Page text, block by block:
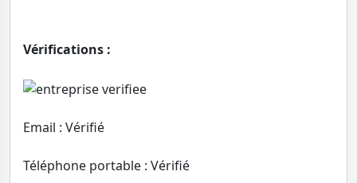
Vérifications :
Email : Vérifié
Téléphone portable : Vérifié